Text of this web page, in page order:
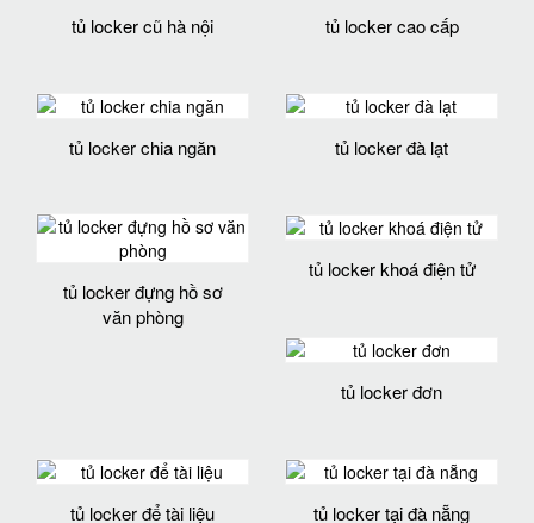
tủ locker cũ hà nội tủ locker cao cấp
tủ locker chia ngăn tủ locker đà lạt
tủ locker đựng hồ sơ
văn phòng
tủ locker khoá điện tử
tủ locker đơn
tủ locker để tài liệu tủ locker tại đà nẵng